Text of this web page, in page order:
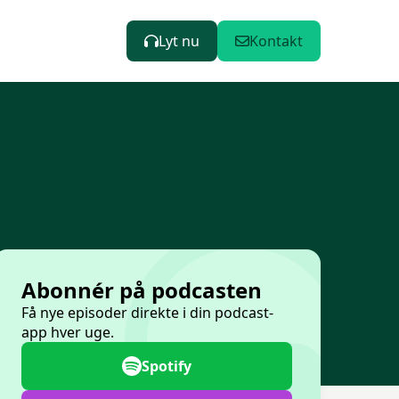
Lyt nu Kontakt
Abonnér på podcasten
Få nye episoder direkte i din podcast-
app hver uge.
Spotify